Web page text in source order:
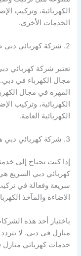
الكهربائية، وتركيب
الخدمات الأخرى.
2. شركة كهربائي دبي صقر الامارات
تعتبر شركة كهربائي
مجال الكهرباء في
المهرة في مجال
الكهربائية، وتركيب
الكهربائية العامة.
3. شركة كهربائي دبي همسة الامارات
إذا كنت تحتاج إلى
كهربائي دبي السريع
سريعة وفعالة في
الإضاءة والمآخذ
باختيار أحد هذه
منازل في دبي. لا
خدمات كهربائي